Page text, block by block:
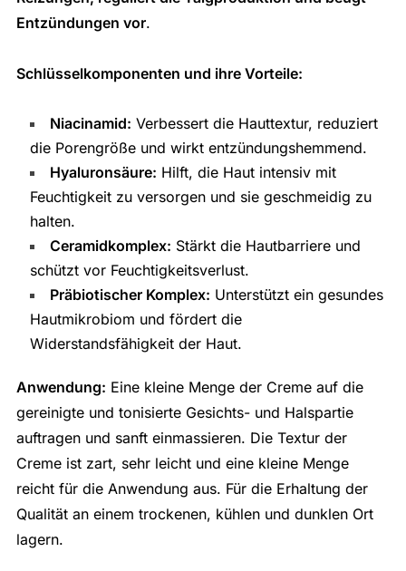
Entzündungen vor.
Schlüsselkomponenten und ihre Vorteile:
Niacinamid: Verbessert die Hauttextur, reduziert
die Porengröße und wirkt entzündungshemmend.
Hyaluronsäure: Hilft, die Haut intensiv mit
Feuchtigkeit zu versorgen und sie geschmeidig zu
halten.
Ceramidkomplex: Stärkt die Hautbarriere und
schützt vor Feuchtigkeitsverlust.
Präbiotischer Komplex: Unterstützt ein gesundes
Hautmikrobiom und fördert die
Widerstandsfähigkeit der Haut.
Anwendung: Eine kleine Menge der Creme auf die
gereinigte und tonisierte Gesichts- und Halspartie
auftragen und sanft einmassieren. Die Textur der
Creme ist zart, sehr leicht und eine kleine Menge
reicht für die Anwendung aus. Für die Erhaltung der
Qualität an einem trockenen, kühlen und dunklen Ort
lagern.